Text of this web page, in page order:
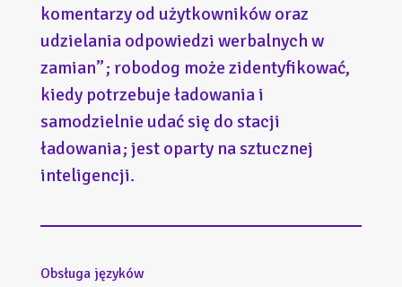
komentarzy od użytkowników oraz
udzielania odpowiedzi werbalnych w
zamian” ; robodog może zidentyfikować,
kiedy potrzebuje ładowania i
samodzielnie udać się do stacji
ładowania ; jest oparty na sztucznej
inteligencji.
Obsługa języków